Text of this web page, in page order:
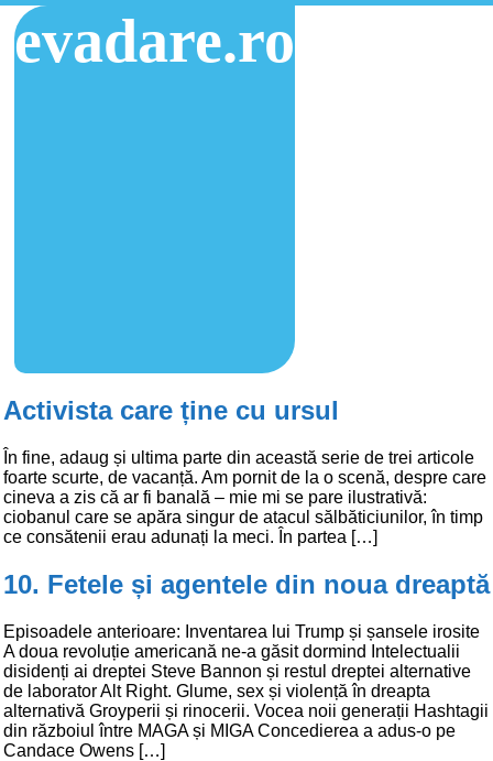
evadare.ro
Activista care ține cu ursul
În fine, adaug și ultima parte din această serie de trei articole
foarte scurte, de vacanță. Am pornit de la o scenă, despre care
cineva a zis că ar fi banală – mie mi se pare ilustrativă:
ciobanul care se apăra singur de atacul sălbăticiunilor, în timp
ce consătenii erau adunați la meci. În partea […]
10. Fetele și agentele din noua dreaptă
Episoadele anterioare: Inventarea lui Trump și șansele irosite
A doua revoluție americană ne-a găsit dormind Intelectualii
disidenți ai dreptei Steve Bannon și restul dreptei alternative
de laborator Alt Right. Glume, sex și violență în dreapta
alternativă Groyperii și rinocerii. Vocea noii generații Hashtagii
din războiul între MAGA și MIGA Concedierea a adus-o pe
Candace Owens […]